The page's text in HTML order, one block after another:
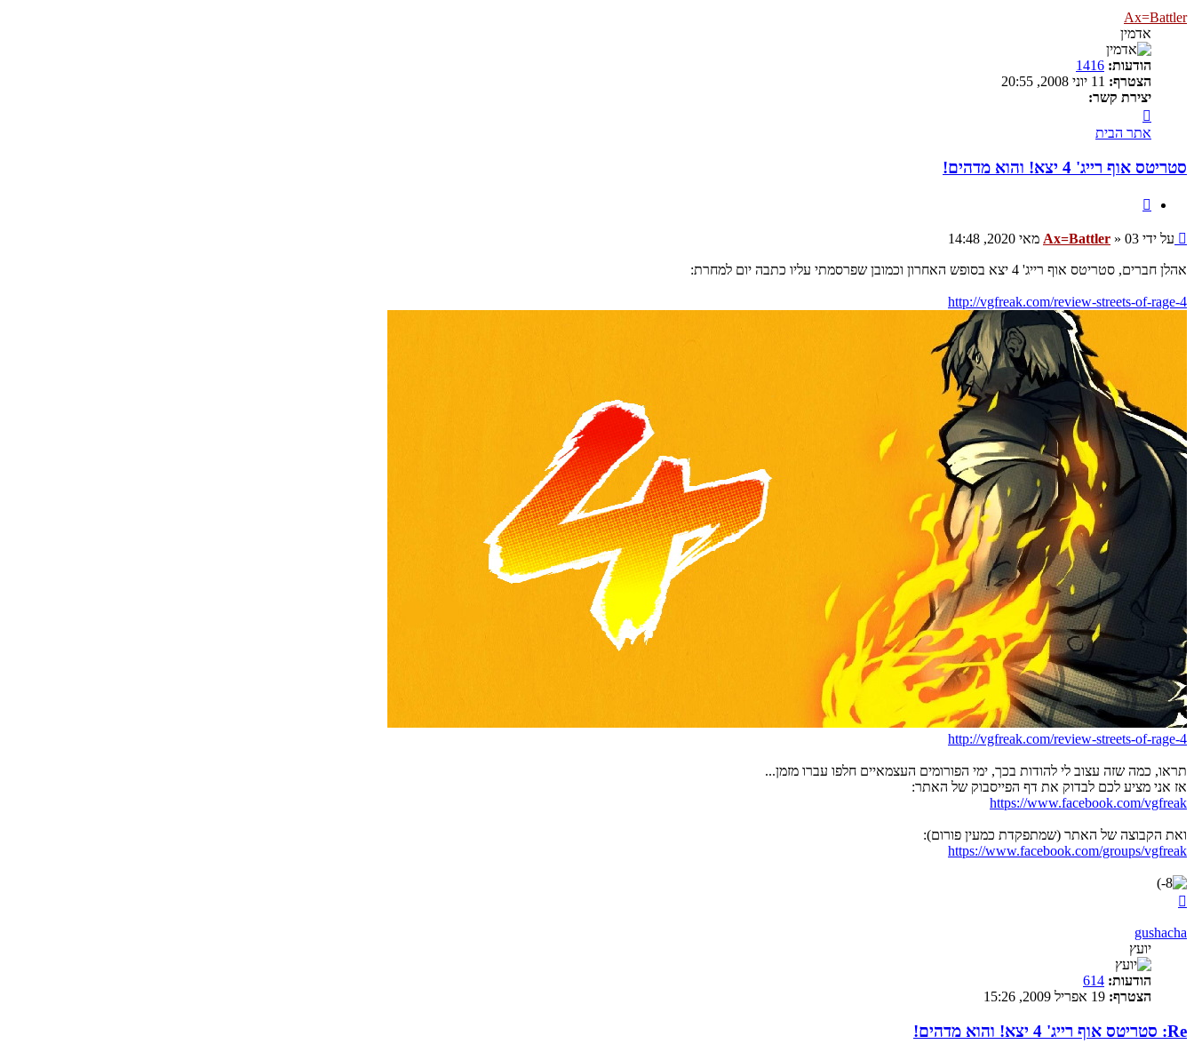
Ax=Battler
אדמין
הודעות: 1416
הצטרף:
יצירת קשר:
קשר
עם
Ax=Battler
אתר הבית
סטריטס אוף רייג' 4 יצא! והוא מדהים!
שליחה
על ידי Ax=Battler » 03 מאי 2020, 14:48
אהלן חברים, סטריטס אוף רייג' 4 יצא בסופש האחרון וכמובן שפרסמתי עליו כתבה יום למחרת:
http://vgfreak.com/review-streets-of-rage-4
http://vgfreak.com/review-streets-of-rage-4
תראו, כמה שזה עצוב לי להודות בכך, ימי הפורומים העצמאיים חלפו עברו מזמן...
אז אני מציע לכם לבדוק את דף הפייסבוק של האתר:
https://www.facebook.com/vgfreak
ואת הקבוצה של האתר (שמתפקדת כמעין פורום):
https://www.facebook.com/groups/vgfreak
gushacha
יועץ
הודעות: 614
הצטרף:
Re: סטריטס אוף רייג' 4 יצא! והוא מדהים!